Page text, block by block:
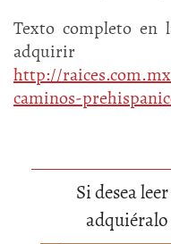
Texto completo en
adquirir
http://
caminos-
Si desea